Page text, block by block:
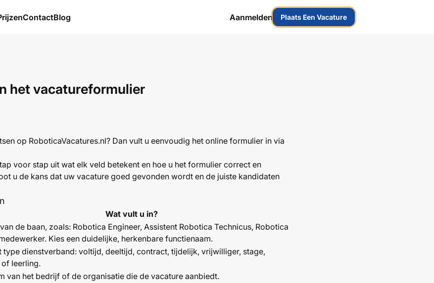
ContactBlog Aanmelden Plaats Een Vacature
het vacatureformulier
op RoboticaVacatures.nl? Dan vult u eenvoudig het online formulier in via
voor stap uit wat elk veld betekent en hoe u het formulier correct en
u de kans dat uw vacature goed gevonden wordt en de juiste kandidaten
Wat vult u in?
de baan, zoals: Robotica Engineer, Assistent Robotica Technicus, Robotica
Kies een duidelijke, herkenbare functienaam.
type dienstverband: voltijd, deeltijd, contract, tijdelijk, vrijwilliger, stage,
leerling.
van het bedrijf of de organisatie die de vacature aanbiedt.